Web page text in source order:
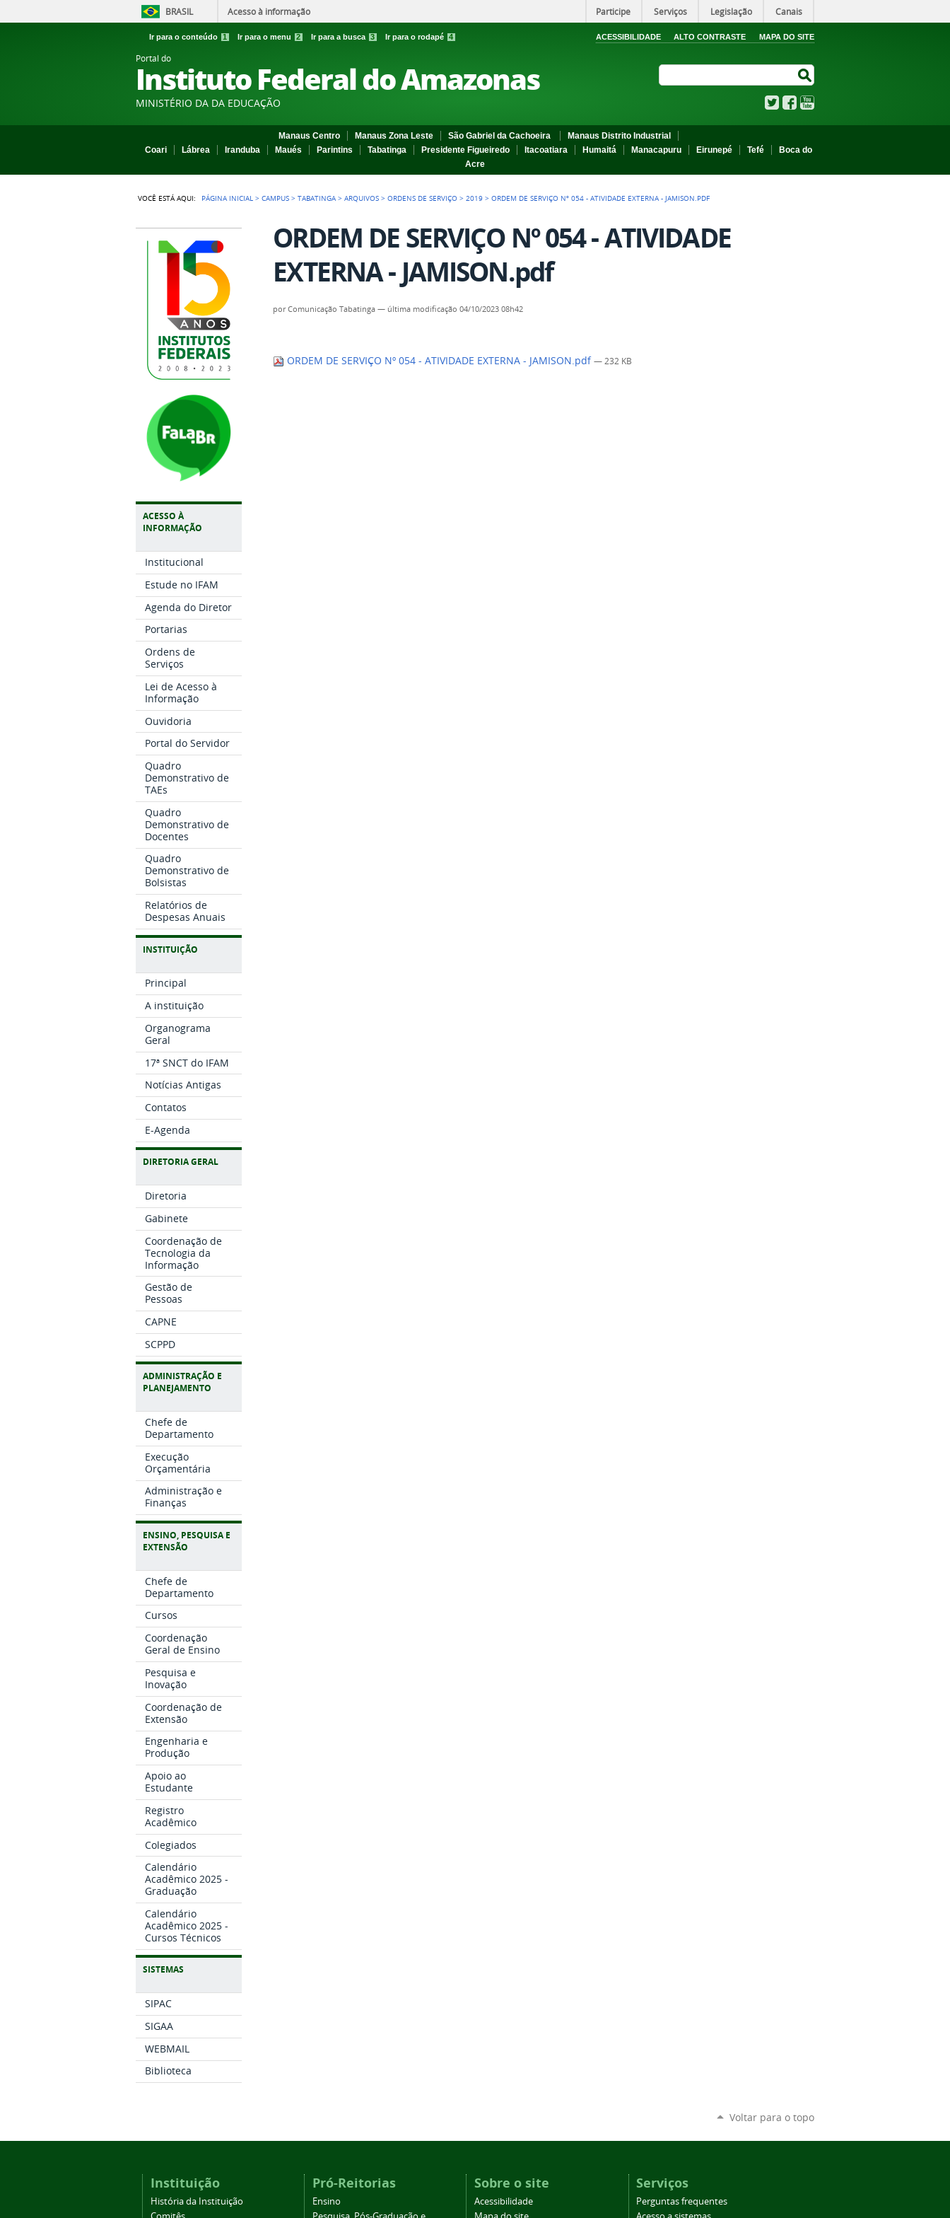
BRASIL Acesso à informação Participe Serviços Legislação Canais
Ir para o conteúdo 1 Ir para o menu 2 Ir para a busca 3 Ir para o rodapé 4 ACESSIBILIDADE ALTO CONTRASTE MAPA DO SITE
Portal do
Instituto Federal do Amazonas
MINISTÉRIO DA DA EDUCAÇÃO TwitterFacebook
Manaus Centro Manaus Zona Leste São Gabriel da Cachoeira
Manaus Distrito Industrial
Coari
Lábrea Iranduba Maués Parintins Tabatinga Presidente Figueiredo Itacoatiara Humaitá Manacapuru Eirunepé Tefé
Boca do
Acre
VOCÊ ESTÁ AQUI: PÁGINA INICIAL >CAMPUS >TABATINGA >ARQUIVOS >ORDENS DE SERVIÇO >2019 >ORDEM DE SERVIÇO Nº 054 - ATIVIDADE EXTERNA - JAMISON.PDF
ACESSO À
INFORMAÇÃO
Institucional
Estude no IFAM
Agenda do Diretor
Portarias
Ordens de
Serviços
Lei de Acesso à
Informação
Ouvidoria
Portal do Servidor
Quadro
Demonstrativo de
TAEs
Quadro
Demonstrativo de
Docentes
Quadro
Demonstrativo de
Bolsistas
Relatórios de
Despesas Anuais
INSTITUIÇÃO
Principal
A instituição
Organograma
Geral
17ª SNCT do IFAM
Notícias Antigas
Contatos
E-Agenda
DIRETORIA GERAL
Diretoria
Gabinete
Coordenação de
Tecnologia da
Informação
Gestão de
Pessoas
CAPNE
SCPPD
ADMINISTRAÇÃO E
PLANEJAMENTO
Chefe de
Departamento
Execução
Orçamentária
Administração e
Finanças
ENSINO, PESQUISA E
EXTENSÃO
Chefe de
Departamento
Cursos
Coordenação
Geral de Ensino
Pesquisa e
Inovação
Coordenação de
Extensão
Engenharia e
Produção
Apoio ao
Estudante
Registro
Acadêmico
Colegiados
Calendário
Acadêmico 2025 -
Graduação
Calendário
Acadêmico 2025 -
Cursos Técnicos
SISTEMAS
SIPAC
SIGAA
WEBMAIL
Biblioteca
ORDEM DE SERVIÇO Nº 054 - ATIVIDADE
EXTERNA - JAMISON.pdf
porComunicação Tabatinga — última modificação 04/10/2023 08h42
ORDEM DE SERVIÇO Nº 054 - ATIVIDADE EXTERNA - JAMISON.pdf— 232 KB
Voltar para o topo
Instituição
História da Instituição
Pró-Reitorias
Ensino
Sobre o site
Acessibilidade
Serviços
Perguntas frequentes